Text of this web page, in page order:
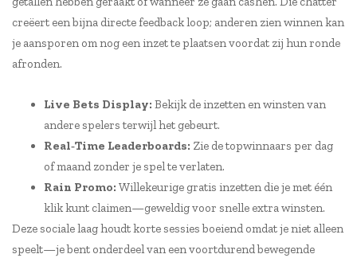
creëert een bijna directe feedback loop; anderen zien winnen kan
je aansporen om nog een inzet te plaatsen voordat zij hun ronde
afronden.
Live Bets Display: Bekijk de inzetten en winsten van
andere spelers terwijl het gebeurt.
Real‑Time Leaderboards: Zie de topwinnaars per dag
of maand zonder je spel te verlaten.
Rain Promo: Willekeurige gratis inzetten die je met één
klik kunt claimen—geweldig voor snelle extra winsten.
Deze sociale laag houdt korte sessies boeiend omdat je niet alleen
speelt—je bent onderdeel van een voortdurend bewegende